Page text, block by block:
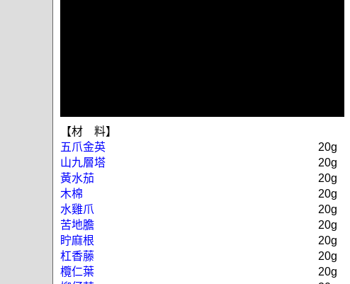
【材 料】
五爪金英
20g
山九層塔
20g
黃水茄
20g
木棉
20g
水雞爪
20g
苦地膽
20g
眝麻根
20g
杠香藤
20g
欖仁葉
20g